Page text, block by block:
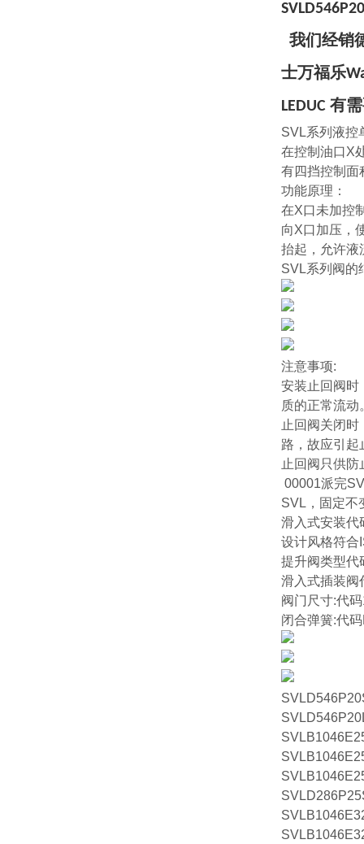
我们经销
士万福乐
LEDUC 有
SVL系列液控
在控制油口X
有四挡控制面
功能原理：
在X口未加控
向X口加压，
抬起，允许液
SVL系列阀的
注意事项:
安装止回阀时
质的正常流
止回阀关闭
路，故应引起
止回阀只供
00001派完
SVL，固定不
滑入式安装代
设计风格符合
提升阀类型代
滑入式插装阀
阀门尺寸:代
闭合弹簧:代